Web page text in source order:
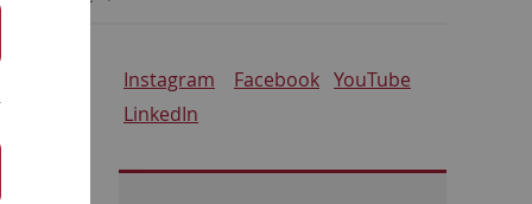
Instagram Facebook YouTube
LinkedIn